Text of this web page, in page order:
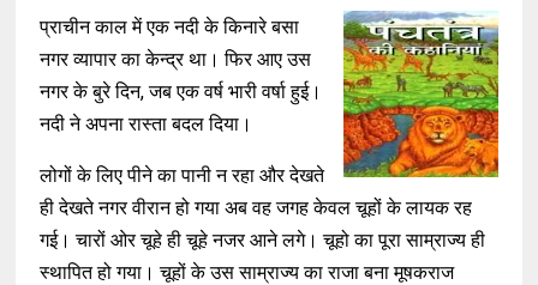
प्राचीन काल में एक नदी के किनारे बसा
नगर व्यापार का केन्द्र था। फिर आए उस
नगर के बुरे दिन, जब एक वर्ष भारी वर्षा हुई।
नदी ने अपना रास्ता बदल दिया।
लोगों के लिए पीने का पानी न रहा और देखते
ही देखते नगर वीरान हो गया अब वह जगह केवल चूहों के लायक रह
गई। चारों ओर चूहे ही चूहे नजर आने लगे। चूहो का पूरा साम्राज्य ही
स्थापित हो गया। चूहों के उस साम्राज्य का राजा बना मूषकराज